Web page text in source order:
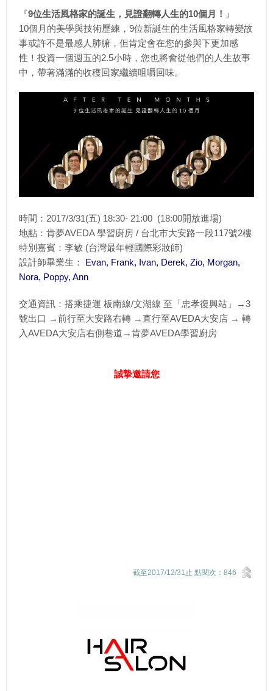
『9位生活風格家的誕生，見證翻轉人生的10個月！ 』
10個月的美學與技術歷練，9位新誕生的生活風格家轉變故
事或許不是最感人肺腑，但肯定會在您的參與下更加感
性！投資一個週五的2.5小時，您也將會從他們的人生故事
中，帶著滿滿的收穫回家繼續咀嚼回味。
時間：2017/3/31(五) 18:30- 21:00 (18:00開放進場)
地點：肯夢AVEDA 學習廚房 / 台北市大安路一段117號2樓
特別嘉賓：李敏 (台灣最年輕國際彩妝師)
設計師畢業生：
Evan, Frank, Ivan, Derek, Zio, Morgan,
Nora, Poppy, Ann
交通資訊：搭乘捷運 板南線/文湖線 至「忠孝復興站」→3
號出口 →前行至大安路右轉 →直行至AVEDA大安店 → 轉
入AVEDA大安店右側巷道→肯夢AVEDA學習廚房
誠摯邀請您
截至2017/12/31止 點閱次：846